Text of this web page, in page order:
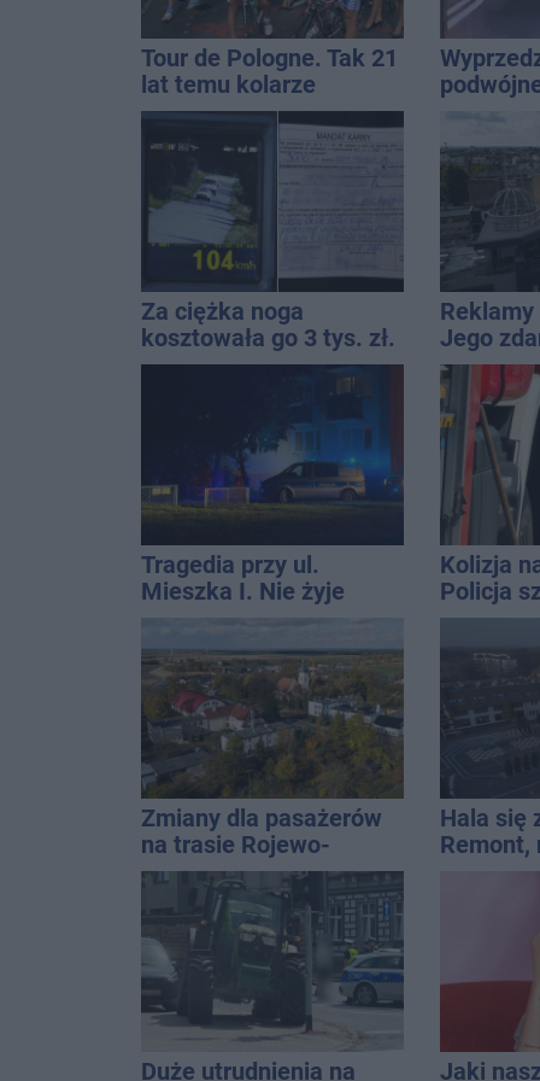
Tour de Pologne. Tak 21
lat temu kolarze
startowali z
Inowrocławia
przed
Za ciężka noga
kosztowała go 3 tys. zł.
Do tego 13 punktów
Jego
Wroński
[akt.]
Tragedia przy ul.
Mieszka I. Nie żyje
osoba, która wypadła z
czwartego piętra
Kolizja
Policja
Golfa
Zmiany dla pasażerów
na trasie Rojewo-
Inowrocław
Hala się
Remont,
Duże utrudnienia na Jaki